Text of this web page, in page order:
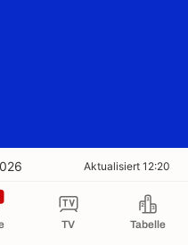
TV Tabelle
Aktualisiert 12:20